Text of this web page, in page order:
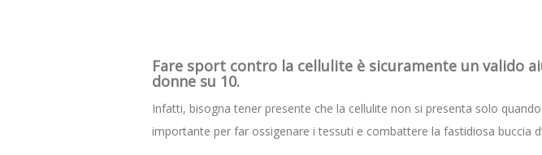
Fare sport contro la cellulite è sicuramente un valido
donne su 10.
Infatti, bisogna tener presente che la cellulite non si presenta solo
importante per far ossigenare i tessuti e combattere la fastidiosa buccia